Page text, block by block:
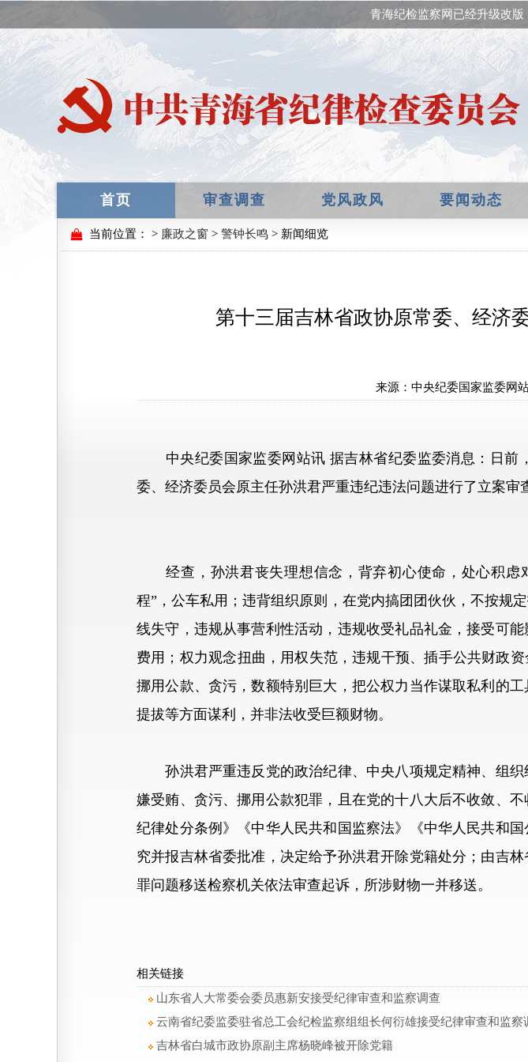
青海纪检监察网已经升级改版
首页 审查调查 党风政风 要闻动态
当前位置： > 廉政之窗 > 警钟长鸣 > 新闻细览
第十三届吉林省政协原常委、经济
来源： 中央纪委国家监委网
中央纪委国家监委网站讯 据吉林省纪委监委消息：日前
委、经济委员会原主任孙洪君严重违纪违法问题进行了立案审
经查，孙洪君丧失理想信念，背弃初心使命，处心积虑
程”，公车私用；违背组织原则，在党内搞团团伙伙，不按规
线失守，违规从事营利性活动，违规收受礼品礼金，接受可
费用；权力观念扭曲，用权失范，违规干预、插手公共财政
挪用公款、贪污，数额特别巨大，把公权力当作谋取私利的
提拔等方面谋利，并非法收受巨额财物。
孙洪君严重违反党的政治纪律、中央八项规定精神、组织
嫌受贿、贪污、挪用公款犯罪，且在党的十八大后不收敛、
纪律处分条例》《中华人民共和国监察法》《中华人民共和
究并报吉林省委批准，决定给予孙洪君开除党籍处分；由吉
罪问题移送检察机关依法审查起诉，所涉财物一并移送。
相关链接
山东省人大常委会委员惠新安接受纪律审查和监察调查
云南省纪委监委驻省总工会纪检监察组组长何衍雄接受纪律审查和监察
吉林省白城市政协原副主席杨晓峰被开除党籍